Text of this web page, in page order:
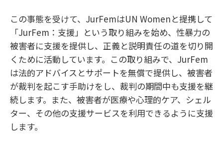
この事態を受けて、JurFemはUN Womenと提携して
「JurFem：支援」という取り組みを始め、性暴力の
被害者に支援を提供し、正義と説明責任の道を切り開
くために活動しています。この取り組みで、JurFem
は法的アドバイスとサポートを無償で提供し、被害者
が裁判を起こす手助けをし、裁判の期間中も支援を継
続します。また、被害者が医療や心理的ケア、シェル
ター、その他の支援サービスを利用できるように支援
します。